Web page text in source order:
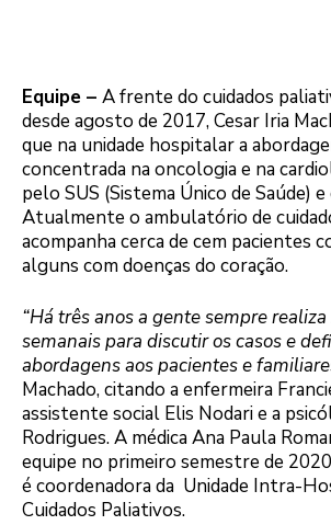
Equipe – A frente do cuidados
desde agosto de 2017, Cesar Iria
que na unidade hospitalar a
concentrada na oncologia e na
pelo SUS (Sistema Único de Saúde)
Atualmente o ambulatório de
acompanha cerca de cem pacientes
alguns com doenças do coração.
“Há três anos a gente sempre
semanais para discutir os casos e
abordagens aos pacientes e
Machado, citando a enfermeira
assistente social Elis Nodari e a
Rodrigues. A médica Ana Paula
equipe no primeiro semestre de
é coordenadora da Unidade Intra-
Cuidados Paliativos.